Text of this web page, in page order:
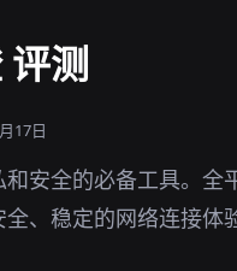
测
17日
安全的必备工具。全
、稳定的网络连接体